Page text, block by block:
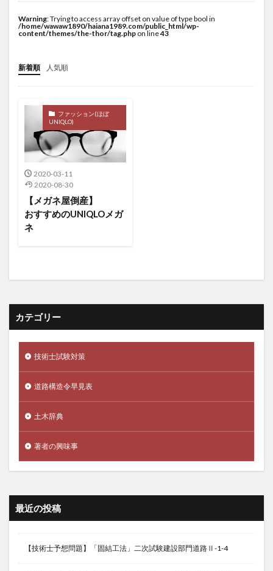
Warning: Trying to access array offset on value of type bool in
/home/wawaw1890/haiana1989.com/public_html/wp-
content/themes/the-thor/tag.php on line43
新着順 人気順
ファッション(ほぼ
UNIQLO)
2020-03-11
2020-08-30
【メガネ屋倒産】
おすすめのUNIQLOメガ
ネ
カテゴリー
技術士試験対策
道路構造令早見表
土木辞典
著者の興味事
最近の投稿
【技術士予想問題】「固結工法」二次試験建設部門道路Ⅱ-1-4